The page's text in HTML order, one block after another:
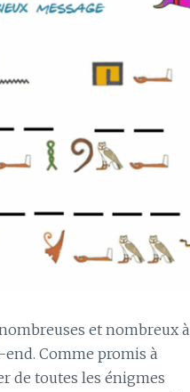
et nombreux à
Comme promis à
de toutes les énigmes